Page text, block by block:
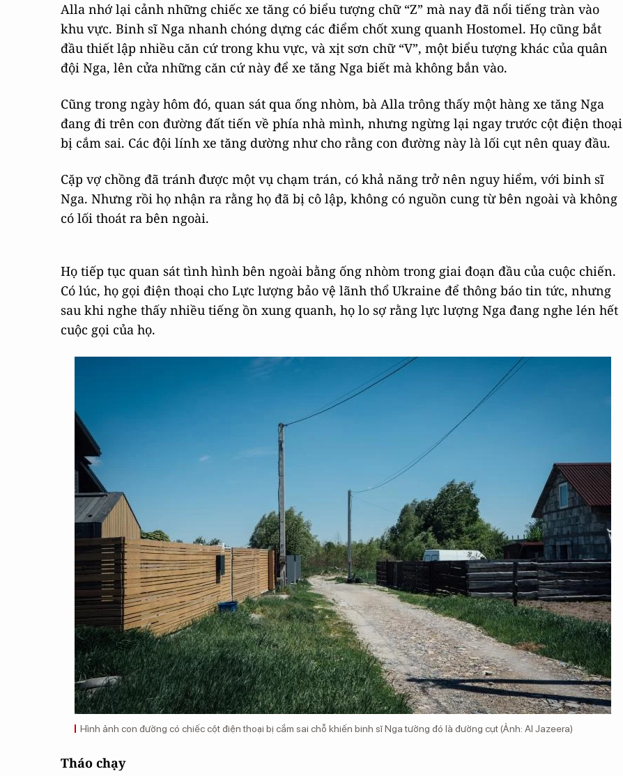
Alla nhớ lại cảnh những chiếc xe tăng có biểu tượng chữ “Z” mà nay đã nổi tiếng tràn vào
khu vực. Binh sĩ Nga nhanh chóng dựng các điểm chốt xung quanh Hostomel. Họ cũng bắt
đầu thiết lập nhiều căn cứ trong khu vực, và xịt sơn chữ “V”, một biểu tượng khác của quân
đội Nga, lên cửa những căn cứ này để xe tăng Nga biết mà không bắn vào.
Cũng trong ngày hôm đó, quan sát qua ống nhòm, bà Alla trông thấy một hàng xe tăng Nga
đang đi trên con đường đất tiến về phía nhà mình, nhưng ngừng lại ngay trước cột điện thoại
bị cắm sai. Các đội lính xe tăng dường như cho rằng con đường này là lối cụt nên quay đầu.
Cặp vợ chồng đã tránh được một vụ chạm trán, có khả năng trở nên nguy hiểm, với binh sĩ
Nga. Nhưng rồi họ nhận ra rằng họ đã bị cô lập, không có nguồn cung từ bên ngoài và không
có lối thoát ra bên ngoài.
Họ tiếp tục quan sát tình hình bên ngoài bằng ống nhòm trong giai đoạn đầu của cuộc chiến.
Có lúc, họ gọi điện thoại cho Lực lượng bảo vệ lãnh thổ Ukraine để thông báo tin tức, nhưng
sau khi nghe thấy nhiều tiếng ồn xung quanh, họ lo sợ rằng lực lượng Nga đang nghe lén hết
cuộc gọi của họ.
Hình ảnh con đường có chiếc cột điện thoại bị cắm sai chỗ khiến binh sĩ Nga tưởng đó là đường cụt (Ảnh: Al Jazeera)
Tháo chạy